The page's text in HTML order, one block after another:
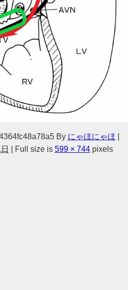
By にゃほにゃほ
Full size is 599 × 744pixels